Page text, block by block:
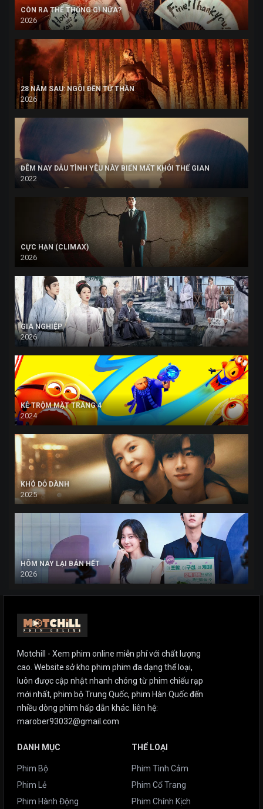
CÒN RA THỂ THỐNG GÌ NỮA?
2026
28 NĂM SAU: NGÔI ĐỀN TỬ THẦN
2026
ĐÊM NAY DẪU TÌNH YÊU NÀY BIẾN MẤT KHỎI THẾ GIAN
2022
CỰC HẠN (CLIMAX)
2026
GIA NGHIỆP
2026
KẺ TRỘM MẶT TRĂNG 4
2024
KHÓ DỖ DÀNH
2025
HÔM NAY LẠI BÁN HẾT
2026
Motchill - Xem phim online miễn phí với chất lượng
cao. Website sở kho phim phim đa dạng thể loại,
luôn được cập nhật nhanh chóng từ phim chiếu rạp
mới nhất, phim bộ Trung Quốc, phim Hàn Quốc đến
nhiều dòng phim hấp dẫn khác. liên hệ:
marober93032@gmail.com
DANH MỤC
Phim Bộ
Phim Lẻ
Phim Hành Động
THỂ LOẠI
Phim Tình Cảm
Phim Cổ Trang
Phim Chính Kịch